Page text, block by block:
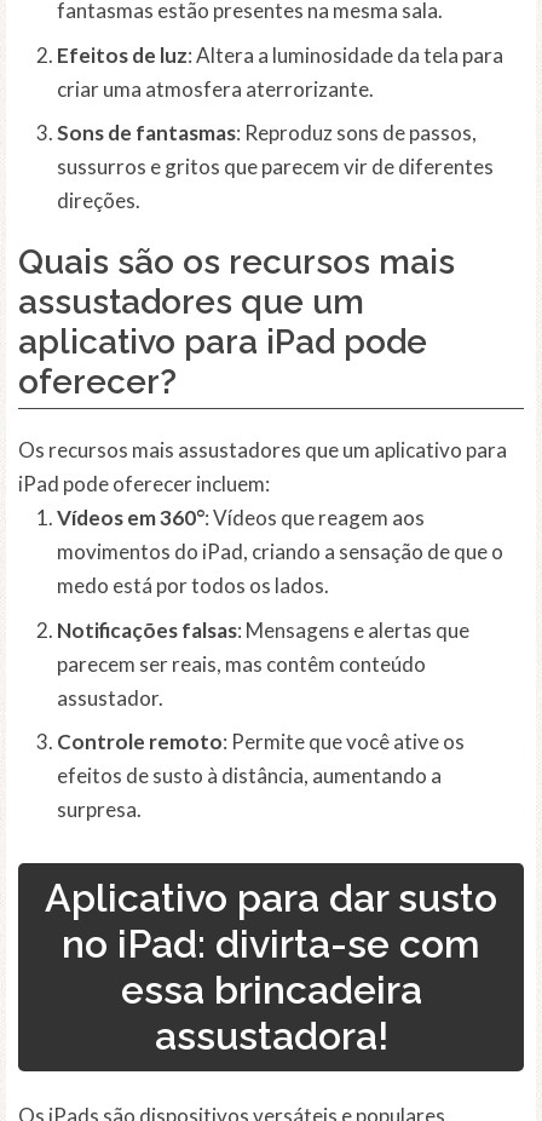
fantasmas estão presentes na mesma sala.
Efeitos de luz: Altera a luminosidade da tela para
criar uma atmosfera aterrorizante.
Sons de fantasmas: Reproduz sons de passos,
sussurros e gritos que parecem vir de diferentes
direções.
Quais são os recursos mais
assustadores que um
aplicativo para iPad pode
oferecer?
Os recursos mais assustadores que um aplicativo para
iPad pode oferecer incluem:
Vídeos em 360°: Vídeos que reagem aos
movimentos do iPad, criando a sensação de que o
medo está por todos os lados.
Notificações falsas: Mensagens e alertas que
parecem ser reais, mas contêm conteúdo
assustador.
Controle remoto: Permite que você ative os
efeitos de susto à distância, aumentando a
surpresa.
Aplicativo para dar susto
no iPad: divirta-se com
essa brincadeira
assustadora!
Os iPads são dispositivos versáteis e populares,